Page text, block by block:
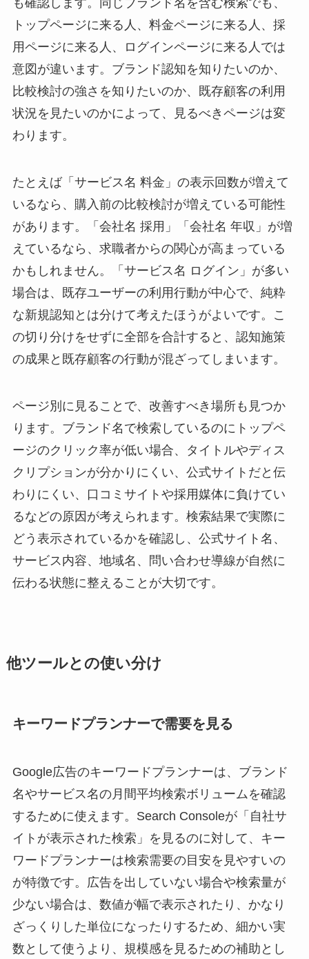
も確認します。同じブランド名を含む検索でも、
トップページに来る人、料金ページに来る人、採
用ページに来る人、ログインページに来る人では
意図が違います。ブランド認知を知りたいのか、
比較検討の強さを知りたいのか、既存顧客の利用
状況を見たいのかによって、見るべきページは変
わります。
たとえば「サービス名 料金」の表示回数が増えて
いるなら、購入前の比較検討が増えている可能性
があります。「会社名 採用」「会社名 年収」が増
えているなら、求職者からの関心が高まっている
かもしれません。「サービス名 ログイン」が多い
場合は、既存ユーザーの利用行動が中心で、純粋
な新規認知とは分けて考えたほうがよいです。こ
の切り分けをせずに全部を合計すると、認知施策
の成果と既存顧客の行動が混ざってしまいます。
ページ別に見ることで、改善すべき場所も見つか
ります。ブランド名で検索しているのにトップペ
ージのクリック率が低い場合、タイトルやディス
クリプションが分かりにくい、公式サイトだと伝
わりにくい、口コミサイトや採用媒体に負けてい
るなどの原因が考えられます。検索結果で実際に
どう表示されているかを確認し、公式サイト名、
サービス内容、地域名、問い合わせ導線が自然に
伝わる状態に整えることが大切です。
他ツールとの使い分け
キーワードプランナーで需要を見る
Google広告のキーワードプランナーは、ブランド
名やサービス名の月間平均検索ボリュームを確認
するために使えます。Search Consoleが「自社サ
イトが表示された検索」を見るのに対して、キー
ワードプランナーは検索需要の目安を見やすいの
が特徴です。広告を出していない場合や検索量が
少ない場合は、数値が幅で表示されたり、かなり
ざっくりした単位になったりするため、細かい実
数として使うより、規模感を見るための補助とし